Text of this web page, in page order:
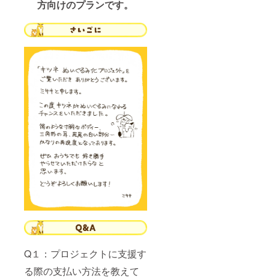
方向けのプランです。
Q１：プロジェクトに支援す
る際の支払い方法を教えて